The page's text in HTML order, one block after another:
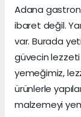
Adana
ibaret değil.
var. Burada
güvecin lezzeti
yemeğimiz,
ürünlerle
malzemeyi